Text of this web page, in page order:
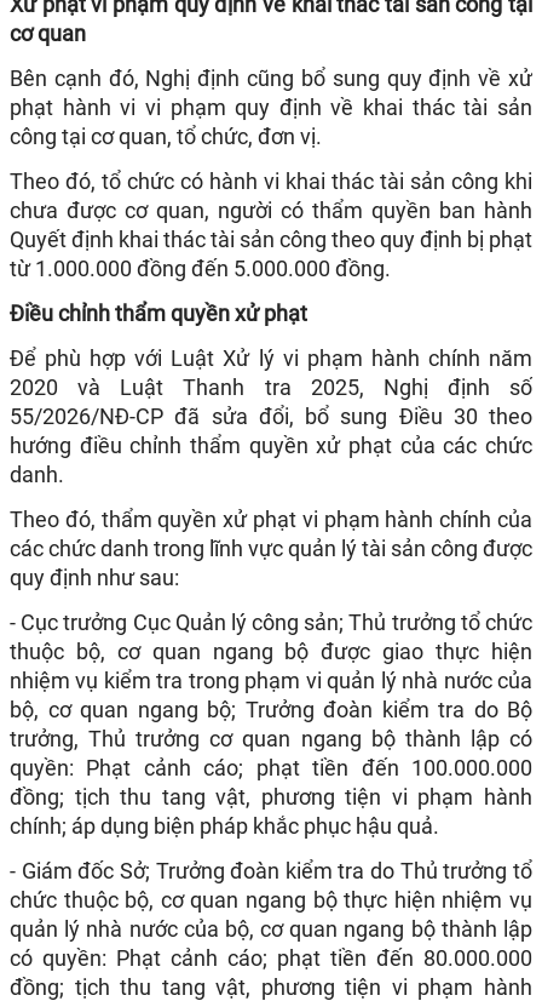
cơ quan
Bên cạnh đó, Nghị định cũng bổ sung quy định về xử
phạt hành vi vi phạm quy định về khai thác tài sản
công tại cơ quan, tổ chức, đơn vị.
Theo đó, tổ chức có hành vi khai thác tài sản công khi
chưa được cơ quan, người có thẩm quyền ban hành
Quyết định khai thác tài sản công theo quy định bị phạt
từ 1.000.000 đồng đến 5.000.000 đồng.
Điều chỉnh thẩm quyền xử phạt
Để phù hợp với Luật Xử lý vi phạm hành chính năm
2020 và Luật Thanh tra 2025, Nghị định số
55/2026/NĐ-CP đã sửa đổi, bổ sung Điều 30 theo
hướng điều chỉnh thẩm quyền xử phạt của các chức
danh.
Theo đó, thẩm quyền xử phạt vi phạm hành chính của
các chức danh trong lĩnh vực quản lý tài sản công được
quy định như sau:
- Cục trưởng Cục Quản lý công sản; Thủ trưởng tổ chức
thuộc bộ, cơ quan ngang bộ được giao thực hiện
nhiệm vụ kiểm tra trong phạm vi quản lý nhà nước của
bộ, cơ quan ngang bộ; Trưởng đoàn kiểm tra do Bộ
trưởng, Thủ trưởng cơ quan ngang bộ thành lập có
quyền: Phạt cảnh cáo; phạt tiền đến 100.000.000
đồng; tịch thu tang vật, phương tiện vi phạm hành
chính; áp dụng biện pháp khắc phục hậu quả.
- Giám đốc Sở; Trưởng đoàn kiểm tra do Thủ trưởng tổ
chức thuộc bộ, cơ quan ngang bộ thực hiện nhiệm vụ
quản lý nhà nước của bộ, cơ quan ngang bộ thành lập
có quyền: Phạt cảnh cáo; phạt tiền đến 80.000.000
đồng; tịch thu tang vật, phương tiện vi phạm hành